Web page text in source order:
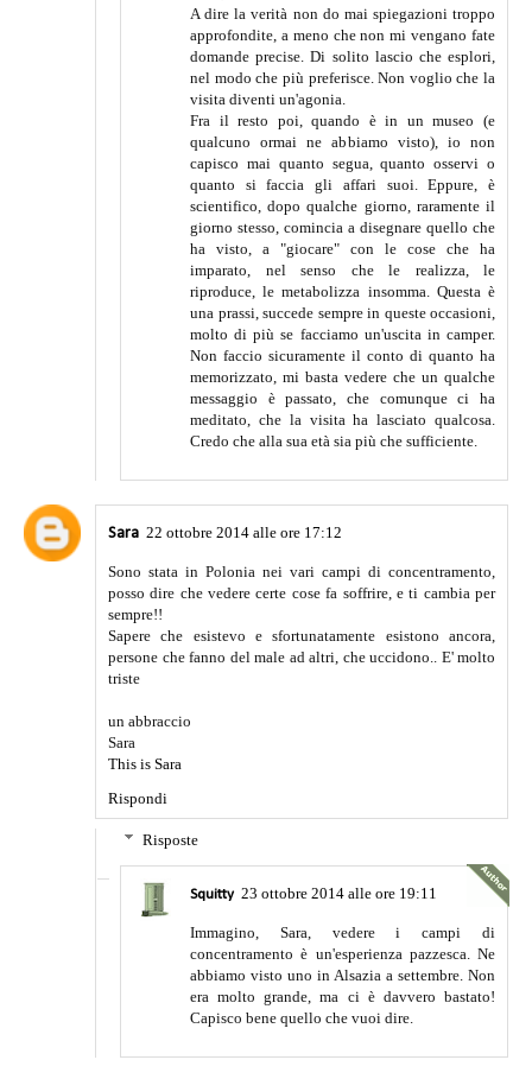
A dire la verità non do mai spiegazioni troppo
approfondite, a meno che non mi vengano fate
domande precise. Di solito lascio che esplori,
nel modo che più preferisce. Non voglio che la
visita diventi un'agonia.
Fra il resto poi, quando è in un museo (e
qualcuno ormai ne abbiamo visto), io non
capisco mai quanto segua, quanto osservi o
quanto si faccia gli affari suoi. Eppure, è
scientifico, dopo qualche giorno, raramente il
giorno stesso, comincia a disegnare quello che
ha visto, a "giocare" con le cose che ha
imparato, nel senso che le realizza, le
riproduce, le metabolizza insomma. Questa è
una prassi, succede sempre in queste occasioni,
molto di più se facciamo un'uscita in camper.
Non faccio sicuramente il conto di quanto ha
memorizzato, mi basta vedere che un qualche
messaggio è passato, che comunque ci ha
meditato, che la visita ha lasciato qualcosa.
Credo che alla sua età sia più che sufficiente.
Sara 22 ottobre 2014 alle ore 17:12
Sono stata in Polonia nei vari campi di concentramento,
posso dire che vedere certe cose fa soffrire, e ti cambia per
sempre!!
Sapere che esistevo e sfortunatamente esistono ancora,
persone che fanno del male ad altri, che uccidono.. E' molto
triste
un abbraccio
Sara
This is Sara
Rispondi
Risposte
Squitty 23 ottobre 2014 alle ore 19:11
Immagino, Sara, vedere i campi di
concentramento è un'esperienza pazzesca. Ne
abbiamo visto uno in Alsazia a settembre. Non
era molto grande, ma ci è davvero bastato!
Capisco bene quello che vuoi dire.